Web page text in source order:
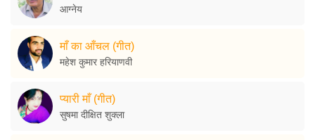
आग्नेय
माँ का आँचल (गीत)
महेश कुमार हरियाणवी
प्यारी माँ (गीत)
सुषमा दीक्षित शुक्ला